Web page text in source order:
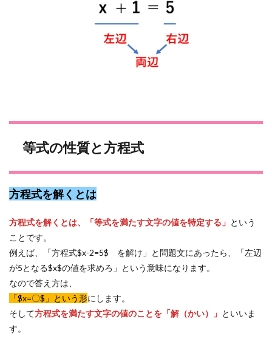
等式の性質と方程式
方程式を解くとは
方程式を解くとは、「等式を満たす文字の値を特定する」 という
ことです。
例えば、「方程式$x-2=5$ を解け」と問題文にあったら、「左辺
が5となる$x$の値を求めろ」という意味になります。
なので答え方は、
「$x=〇$」という形にします。
そして方程式を満たす文字の値のことを「解（かい）」 といいま
す。